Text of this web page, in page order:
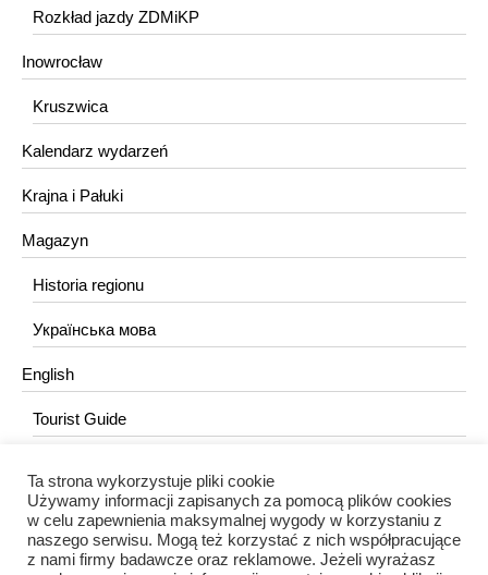
Rozkład jazdy ZDMiKP
Inowrocław
Kruszwica
Kalendarz wydarzeń
Krajna i Pałuki
Magazyn
Historia regionu
Українська мова
English
Tourist Guide
KONTAKT
redakcja@portalkujawski.pl
Ta strona wykorzystuje pliki cookie
Używamy informacji zapisanych za pomocą plików cookies
w celu zapewnienia maksymalnej wygody w korzystaniu z
naszego serwisu. Mogą też korzystać z nich współpracujące
z nami firmy badawcze oraz reklamowe. Jeżeli wyrażasz